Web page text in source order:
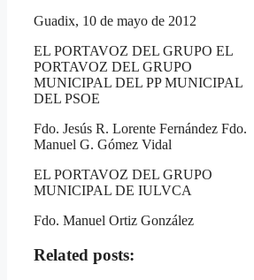
Guadix, 10 de mayo de 2012
EL PORTAVOZ DEL GRUPO EL
PORTAVOZ DEL GRUPO
MUNICIPAL DEL PP MUNICIPAL
DEL PSOE
Fdo. Jesús R. Lorente Fernández Fdo.
Manuel G. Gómez Vidal
EL PORTAVOZ DEL GRUPO
MUNICIPAL DE IULVCA
Fdo. Manuel Ortiz González
Related posts: